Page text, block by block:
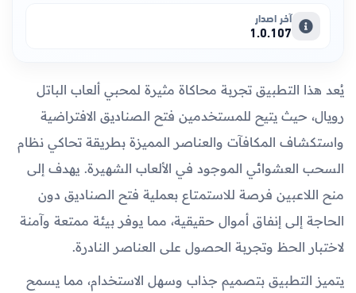
آخر اصدار
1.0.107
يُعد هذا التطبيق تجربة محاكاة مثيرة لمحبي ألعاب الباتل
رويال، حيث يتيح للمستخدمين فتح الصناديق الافتراضية
واستكشاف المكافآت والعناصر المميزة بطريقة تحاكي نظام
السحب العشوائي الموجود في الألعاب الشهيرة. يهدف إلى
منح اللاعبين فرصة للاستمتاع بعملية فتح الصناديق دون
الحاجة إلى إنفاق أموال حقيقية، مما يوفر بيئة ممتعة وآمنة
لاختبار الحظ وتجربة الحصول على العناصر النادرة.
يتميز التطبيق بتصميم جذاب وسهل الاستخدام، مما يسمح